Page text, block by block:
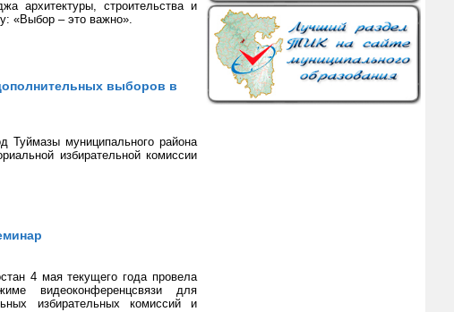
архитектуры, строительства и
«Выбор – это важно».
выборов в
Туймазы муниципального района
избирательной комиссии
4 мая текущего года провела
видеоконференцсвязи для
избирательных комиссий и